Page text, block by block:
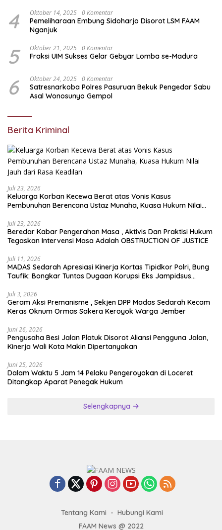
4 Oktober 14, 2025 0 Komentar
Pemeliharaan Embung Sidoharjo Disorot LSM FAAM
Nganjuk
5 Oktober 21, 2025 0 Komentar
Fraksi UIM Sukses Gelar Gebyar Lomba se-Madura
6 Oktober 24, 2025 0 Komentar
Satresnarkoba Polres Pasuruan Bekuk Pengedar Sabu
Asal Wonosunyo Gempol
Berita Kriminal
Juli 23, 2026
Keluarga Korban Kecewa Berat atas Vonis Kasus
Pembunuhan Berencana Ustaz Munaha, Kuasa Hukum Nilai
Juli 23, 2026
Beredar Kabar Pengerahan Masa , Aktivis Dan Praktisi Hukum
Tegaskan Intervensi Masa Adalah OBSTRUCTION OF JUSTICE
Juli 11, 2026
MADAS Sedarah Apresiasi Kinerja Kortas Tipidkor Polri, Bung
Taufik: Bongkar Tuntas Dugaan Korupsi Eks Jampidsus
Juli 3, 2026
Geram Aksi Premanisme , Sekjen DPP Madas Sedarah Kecam
Keras Oknum Ormas Sakera Keroyok Warga Jember
Juni 26, 2026
Pengusaha Besi Jalan Platuk Disorot Aliansi Pengguna Jalan,
Kinerja Wali Kota Makin Dipertanyakan
Juni 25, 2026
Dalam Waktu 5 Jam 14 Pelaku Pengeroyokan di Loceret
Ditangkap Aparat Penegak Hukum
Selengkapnya
Tentang Kami
Hubungi Kami
FAAM News @ 2022